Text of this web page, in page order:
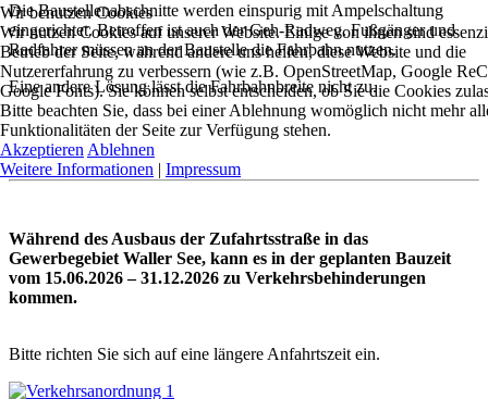
Die Baustellenabschnitte werden einspurig mit Ampelschaltung
eingerichtet. Betroffen ist auch der Geh-Radweg. Fußgänger und
Radfahrer müssen an der Baustelle die Fahrbahn nutzen.
Eine andere Lösung lässt die Fahrbahnbreite nicht zu.
Während des Ausbaus der Zufahrtsstraße in das
Gewerbegebiet Waller See, kann es in der geplanten Bauzeit
vom 15.06.2026 – 31.12.2026 zu Verkehrsbehinderungen
kommen.
Bitte richten Sie sich auf eine längere Anfahrtszeit ein.
Wir benutzen Cookies
Wir nutzen Cookies auf unserer Website. Einige von ihnen sind
Betrieb der Seite, während andere uns helfen, diese Website und die
Nutzererfahrung zu verbessern (wie z.B. OpenStreetMap, Google
Google Fonts). Sie können selbst entscheiden, ob Sie die Cookies
Bitte beachten Sie, dass bei einer Ablehnung womöglich nicht mehr
Funktionalitäten der Seite zur Verfügung stehen.
Akzeptieren Ablehnen
Weitere Informationen | Impressum